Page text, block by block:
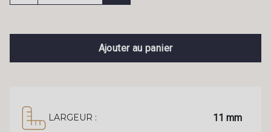
Ajouter au panier
LARGEUR : 11 mm